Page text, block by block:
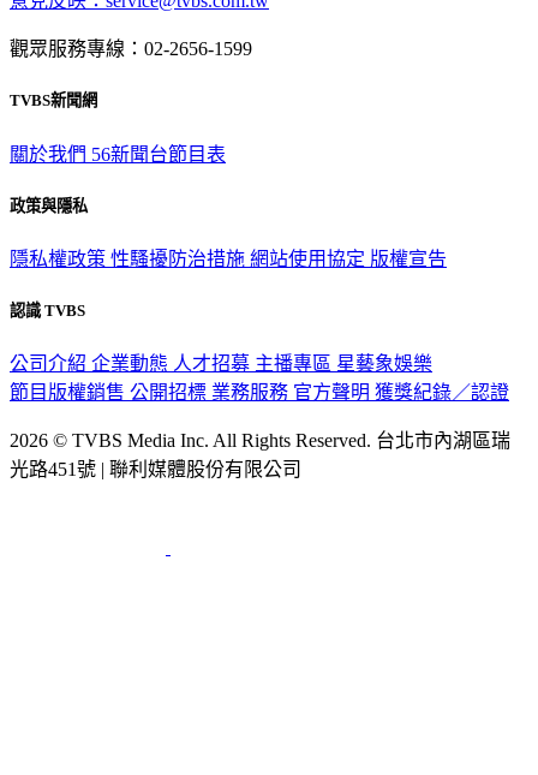
觀眾服務專線：02-2656-1599
TVBS新聞網
關於我們 56新聞台節目表
政策與隱私
隱私權政策 性騷擾防治措施 網站使用協定 版權宣告
認識 TVBS
公司介紹 企業動態 人才招募 主播專區 星藝象娛樂
節目版權銷售 公開招標 業務服務 官方聲明 獲獎紀錄／認證
2026 © TVBS Media Inc. All Rights Reserved. 台北市內湖區瑞
光路451號 | 聯利媒體股份有限公司